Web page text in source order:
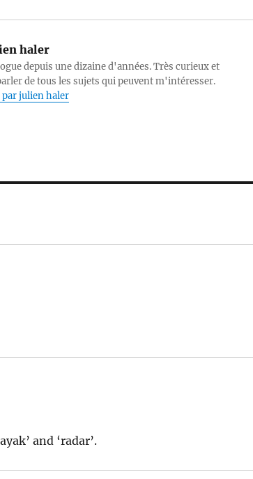
haler
depuis une dizaine d'années. Très curieux et
de tous les sujets qui peuvent m'intéresser.
julien haler
and ‘radar’.